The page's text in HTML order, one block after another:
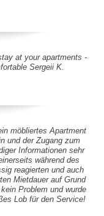
at your apartments -
Sergeii K.
möbliertes Apartment
und der Zugang zum
Informationen sehr
während des
reagierten und auch
Mietdauer auf Grund
Problem und wurde
Lob für den Service!